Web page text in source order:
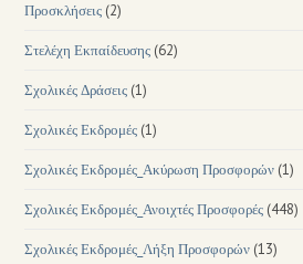
Προσκλήσεις (2)
Στελέχη Εκπαίδευσης (62)
Σχολικές Δράσεις (1)
Σχολικές Εκδρομές (1)
Σχολικές Εκδρομές_Ακύρωση Προσφορών (1)
Σχολικές Εκδρομές_Ανοιχτές Προσφορές (448)
Σχολικές Εκδρομές_Λήξη Προσφορών (13)